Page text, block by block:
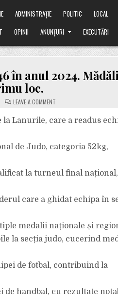
ADMINISTRAȚIE POLITIC LOCAL
OPINII ANUNȚURI EXECUTĂRI
în anul 2024.
loc.
LEAVE A COMMENT
TOP
SPORTIVI
CSM
ÎN
ANUL
PE
PRIMU
Lanurile, care a readus
de Judo, categoria 52kg,
la turneul final
care a ghidat echipa în
medalii naționale și
la secția judo, cucerind
de fotbal, contribuind la
de handbal, cu rezultate